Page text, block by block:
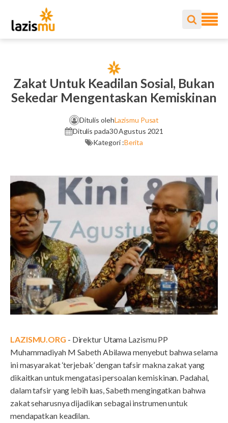
Zakat Untuk Keadilan Sosial, Bukan
Sekedar Mengentaskan Kemiskinan
Ditulis olehLazismu Pusat
Ditulis pada30 Agustus 2021
Kategori :Berita
LAZISMU.ORG - Direktur Utama Lazismu PP
Muhammadiyah M Sabeth Abilawa menyebut bahwa selama
ini masyarakat ‘terjebak’ dengan tafsir makna zakat yang
dikaitkan untuk mengatasi persoalan kemiskinan. Padahal,
dalam tafsir yang lebih luas, Sabeth mengingatkan bahwa
zakat seharusnya dijadikan sebagai instrumen untuk
mendapatkan keadilan.